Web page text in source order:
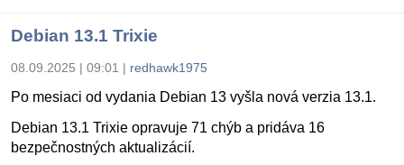
Debian 13.1 Trixie
08.09.2025 | 09:01 | redhawk1975
Po mesiaci od vydania Debian 13 vyšla nová verzia 13.1.
Debian 13.1 Trixie opravuje 71 chýb a pridáva 16
bezpečnostných aktualizácií.